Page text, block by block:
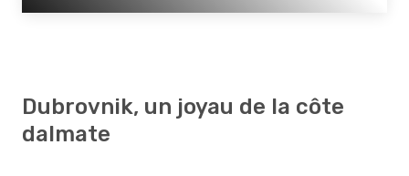
Dubrovnik, un joyau de la côte
dalmate